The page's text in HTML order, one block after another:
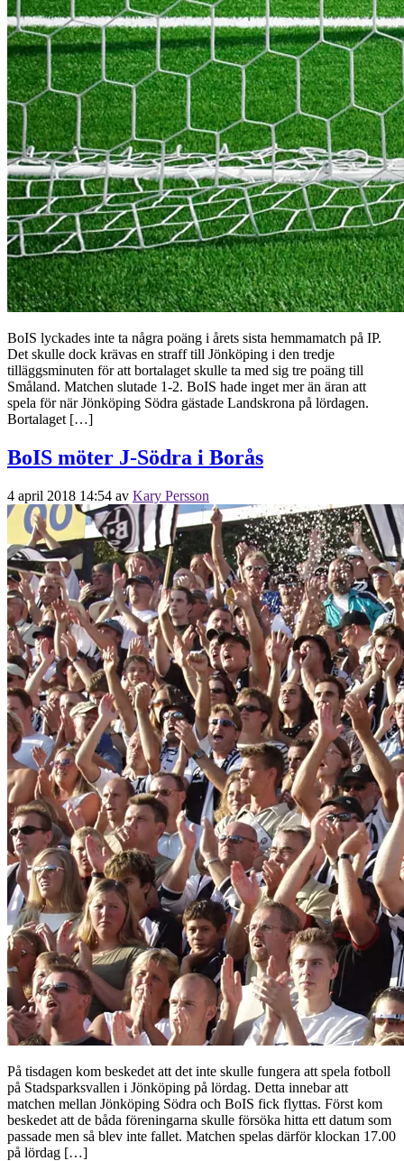
BoIS lyckades inte ta några poäng i årets sista hemmamatch på IP.
Det skulle dock krävas en straff till Jönköping i den tredje
tilläggsminuten för att bortalaget skulle ta med sig tre poäng till
Småland. Matchen slutade 1-2. BoIS hade inget mer än äran att
spela för när Jönköping Södra gästade Landskrona på lördagen.
Bortalaget […]
BoIS möter J-Södra i Borås
4 april 2018 14:54 av Kary Persson
På tisdagen kom beskedet att det inte skulle fungera att spela fotboll
på Stadsparksvallen i Jönköping på lördag. Detta innebar att
matchen mellan Jönköping Södra och BoIS fick flyttas. Först kom
beskedet att de båda föreningarna skulle försöka hitta ett datum som
passade men så blev inte fallet. Matchen spelas därför klockan 17.00
på lördag […]